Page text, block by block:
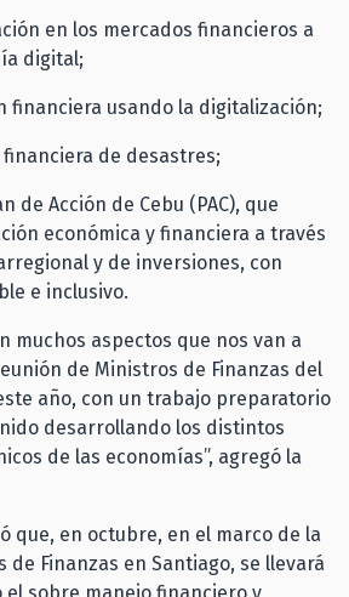
en los mercados financieros a
digital;
financiera usando la digitalización;
de desastres;
de Acción de Cebu (PAC), que
económica y financiera a través
y de inversiones, con
e inclusivo.
muchos aspectos que nos van a
de Ministros de Finanzas del
año, con un trabajo preparatorio
desarrollando los distintos
de las economías”, agregó la
que, en octubre, en el marco de la
Finanzas en Santiago, se llevará
el sobre manejo financiero y